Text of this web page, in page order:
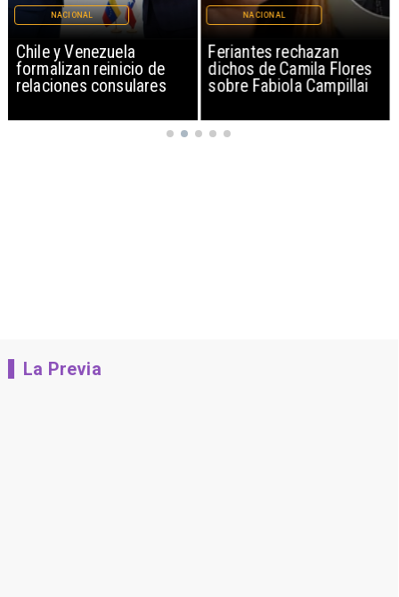
Chile y Venezuela
formalizan reinicio de
relaciones consulares
NACIONAL
Feriantes rechazan
dichos de Camila Flores
sobre Fabiola Campillai
NACIONAL
La Previa